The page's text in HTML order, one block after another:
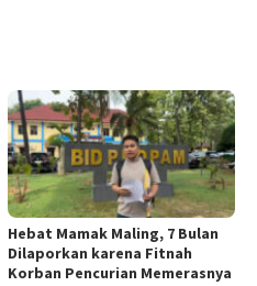
Hebat Mamak Maling, 7 Bulan
Dilaporkan karena Fitnah
Korban Pencurian Memerasnya